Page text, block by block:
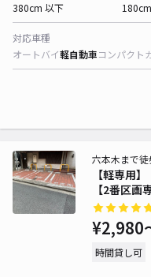
380cm 以下
対応車種
オートバイ軽自動車コンパクト
【軽専用
【2番区画
六本木まで
¥2,980
時間貸し可